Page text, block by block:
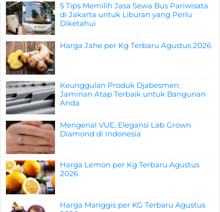
5 Tips Memilih Jasa Sewa Bus Pariwisata
di Jakarta untuk Liburan yang Perlu
Diketahui
Harga Jahe per Kg Terbaru Agustus 2026
Keunggulan Produk Djabesmen:
Jaminan Atap Terbaik untuk Bangunan
Anda
Mengenal VUE, Elegansi Lab Grown
Diamond di Indonesia
Harga Lemon per Kg Terbaru Agustus
2026
Harga Manggis per KG Terbaru Agustus